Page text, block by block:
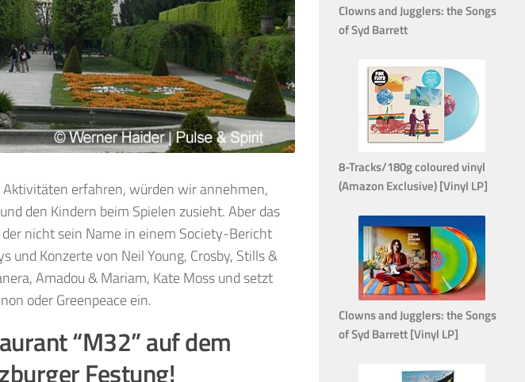
erfahren, würden wir annehmen,
den Kindern beim Spielen zusieht. Aber das
nicht sein Name in einem Society-Bericht
und Konzerte von Neil Young, Crosby, Stills &
Amadou & Mariam, Kate Moss und setzt
oder Greenpeace ein.
“M32” auf dem
Festung!
Clowns and Jugglers: the Songs
of Syd Barrett
8-Tracks/180g coloured vinyl
(Amazon Exclusive) [Vinyl LP]
Clowns and Jugglers: the Songs
of Syd Barrett [Vinyl LP]